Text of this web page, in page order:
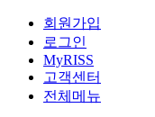
회원가입
로그인
MyRISS
고객센터
전체메뉴